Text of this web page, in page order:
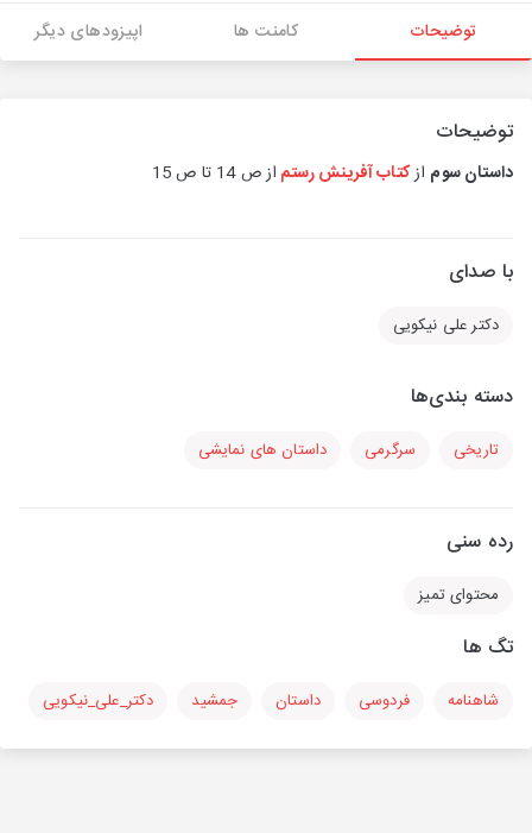
توضیحات کامنت ها اپیزودهای دیگر
توضیحات
داستان سوم ازکتاب آفرینش رستم از ص 14 تا ص 15
با صدای
دکتر علی نیکویی
دسته بندی‌ها
تاریخی سرگرمی داستان های نمایشی
رده سنی
محتوای تمیز
تگ ها
شاهنامه فردوسی داستان جمشید دکتر_علی_نیکویی